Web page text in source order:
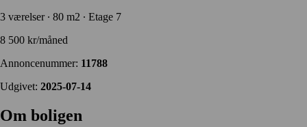
3 værelser ∙ 80 m2 ∙ Etage 7
8 500 kr/måned
Annoncenummer: 11788
Udgivet: 2025-07-14
Om boligen